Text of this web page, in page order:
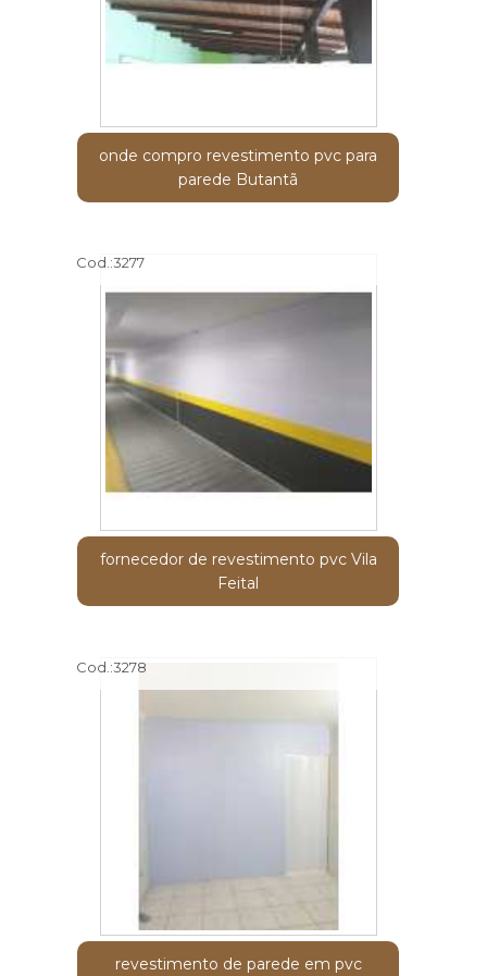
onde compro revestimento pvc para
parede Butantã
Cod.:3277
fornecedor de revestimento pvc Vila
Feital
Cod.:3278
revestimento de parede em pvc